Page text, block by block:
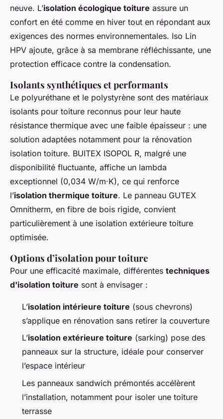
neuve. L’isolation écologique toiture assure un
confort en été comme en hiver tout en répondant aux
exigences des normes environnementales. Iso Lin
HPV ajoute, grâce à sa membrane réfléchissante, une
protection efficace contre la condensation.
Isolants synthétiques et performants
Le polyuréthane et le polystyrène sont des matériaux
isolants pour toiture reconnus pour leur haute
résistance thermique avec une faible épaisseur : une
solution adaptées notamment pour la rénovation
isolation toiture. BUITEX ISOPOL R, malgré une
disponibilité fluctuante, affiche un lambda
exceptionnel (0,034 W/m·K), ce qui renforce
l’isolation thermique toiture. Le panneau GUTEX
Omnitherm, en fibre de bois rigide, convient
particulièrement à une isolation extérieure toiture
optimisée.
Options d’isolation pour toiture
Pour une efficacité maximale, différentes techniques
d'isolation toiture sont à envisager :
L’isolation intérieure toiture (sous chevrons)
s’applique en rénovation sans retirer la couverture
L’isolation extérieure toiture (sarking) pose des
panneaux sur la structure, idéale pour conserver
l’espace intérieur
Les panneaux sandwich prémontés accélèrent
l’installation, notamment pour isoler une toiture
terrasse